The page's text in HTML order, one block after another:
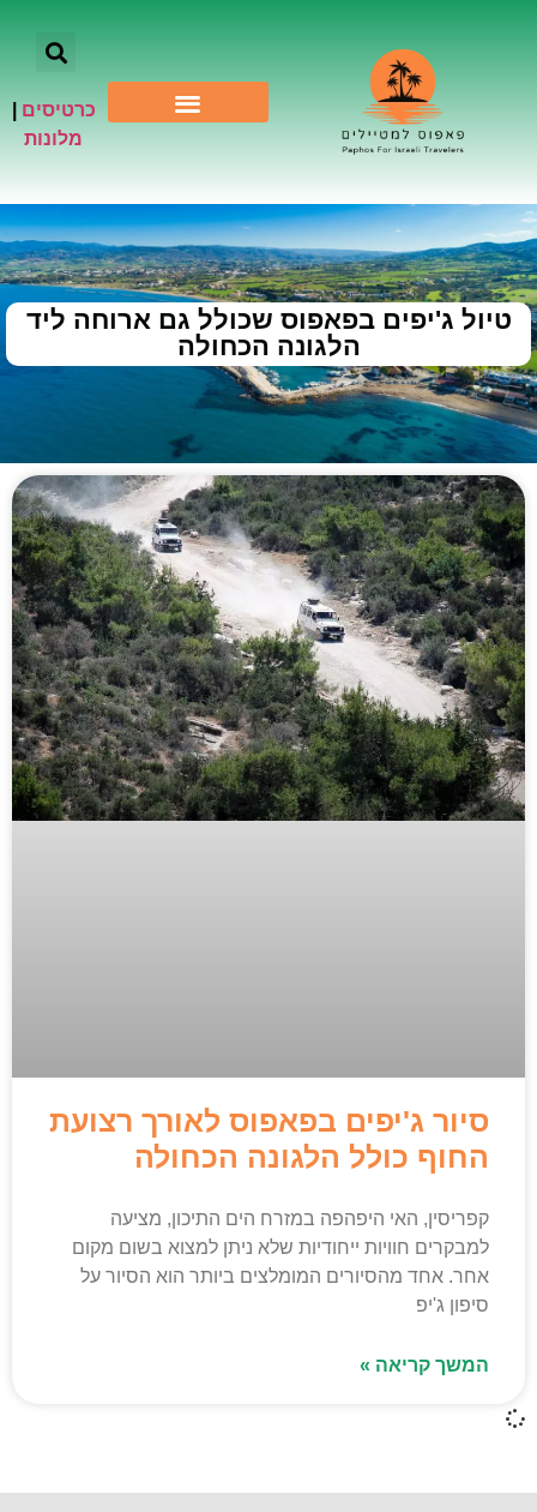
כרטיסים
מלונות
טיול ג'יפים בפאפוס שכולל גם ארוחה ליד
הלגונה הכחולה
סיור ג'יפים בפאפוס לאורך רצועת
החוף כולל הלגונה הכחולה
קפריסין, האי היפהפה במזרח הים התיכון, מציעה
למבקרים חוויות ייחודיות שלא ניתן למצוא בשום מקום
אחר. אחד מהסיורים המומלצים ביותר הוא הסיור על
סיפון ג'יפ
המשך קריאה »